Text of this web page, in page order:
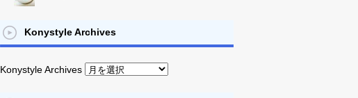
Konystyle Archives
Konystyle Archives